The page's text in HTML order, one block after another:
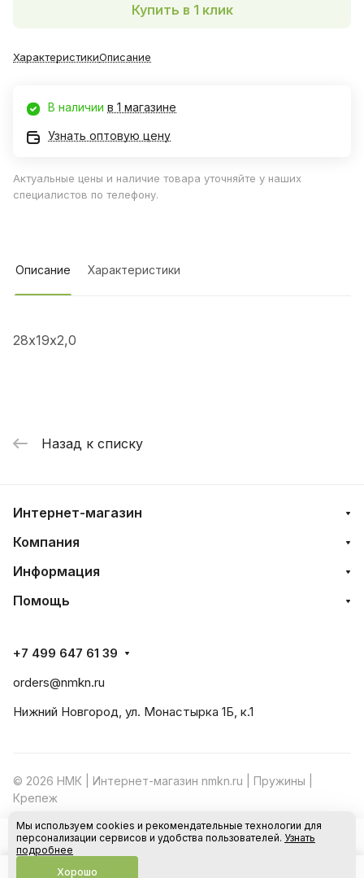
В корзину
Купить в 1 клик
ХарактеристикиОписание
В наличии в 1 магазине
Узнать оптовую цену
Актуальные цены и наличие товара уточняйте у наших
специалистов по телефону.
Описание Характеристики
28х19х2,0
Назад к списку
Интернет-магазин
Компания
Информация
Помощь
+7 499 647 61 39
orders@nmkn.ru
Нижний Новгород, ул. Монастырка 1Б, к.1
© 2026 НМК | Интернет-магазин nmkn.ru | Пружины |
Крепеж
Конфиденциальность Оферта
Мы используем cookies и рекомендательные технологии для
персонализации сервисов и удобства пользователей. Узнать
подробнее
Хорошо